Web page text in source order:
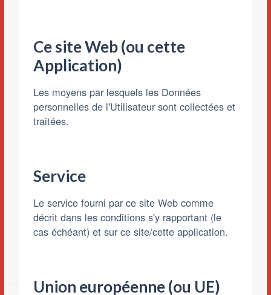
Ce site Web (ou cette
Application)
Les moyens par lesquels les Données
personnelles de l'Utilisateur sont collectées et
traitées.
Service
Le service fourni par ce site Web comme
décrit dans les conditions s'y rapportant (le
cas échéant) et sur ce site/cette application.
Union européenne (ou UE)